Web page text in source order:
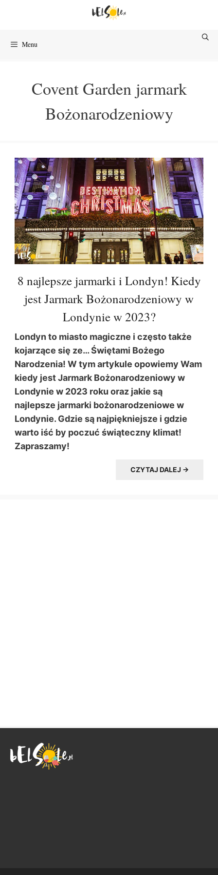
Menu
Covent Garden jarmark
Bożonarodzeniowy
8 najlepsze jarmarki i Londyn! Kiedy
jest Jarmark Bożonarodzeniowy w
Londynie w 2023?
Londyn to miasto magiczne i często także
kojarzące się ze… Świętami Bożego
Narodzenia! W tym artykule opowiemy Wam
kiedy jest Jarmark Bożonarodzeniowy w
Londynie w 2023 roku oraz jakie są
najlepsze jarmarki bożonarodzeniowe w
Londynie. Gdzie są najpiękniejsze i gdzie
warto iść by poczuć świąteczny klimat!
Zapraszamy!
CZYTAJ DALEJ →